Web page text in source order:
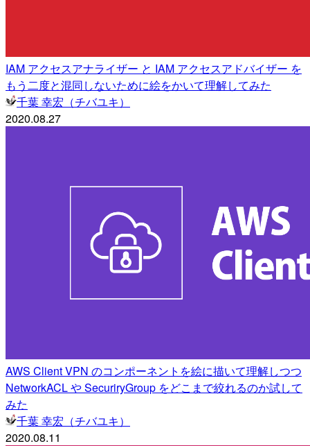
IAM アクセスアナライザー と IAM アクセスアドバイザー を
もう二度と混同しないために絵をかいて理解してみた
千葉 幸宏（チバユキ）
2020.08.27
AWS Client VPN のコンポーネントを絵に描いて理解しつつ
NetworkACL や SecuriryGroup をどこまで絞れるのか試して
みた
千葉 幸宏（チバユキ）
2020.08.11